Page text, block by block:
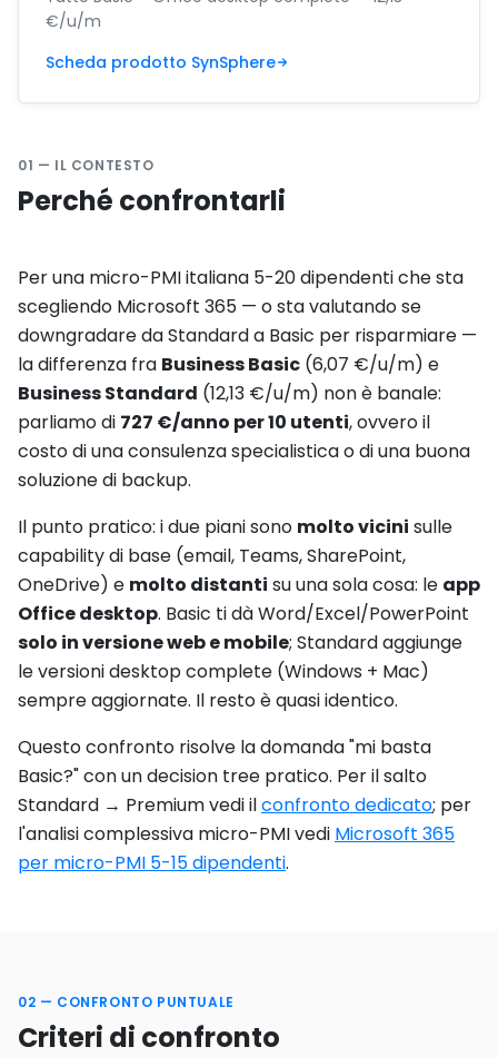
€/u/m
Scheda prodotto SynSphere
01 — IL CONTESTO
Perché confrontarli
Per una micro-PMI italiana 5-20 dipendenti che sta
scegliendo Microsoft 365 — o sta valutando se
downgradare da Standard a Basic per risparmiare —
la differenza fra Business Basic (6,07 €/u/m) e
Business Standard (12,13 €/u/m) non è banale:
parliamo di 727 €/anno per 10 utenti, ovvero il
costo di una consulenza specialistica o di una buona
soluzione di backup.
Il punto pratico: i due piani sono molto vicini sulle
capability di base (email, Teams, SharePoint,
OneDrive) e molto distanti su una sola cosa: le app
Office desktop. Basic ti dà Word/Excel/PowerPoint
solo in versione web e mobile; Standard aggiunge
le versioni desktop complete (Windows + Mac)
sempre aggiornate. Il resto è quasi identico.
Questo confronto risolve la domanda "mi basta
Basic?" con un decision tree pratico. Per il salto
Standard → Premium vedi ilconfronto dedicato; per
l'analisi complessiva micro-PMI vedi Microsoft 365
per micro-PMI 5-15 dipendenti.
02 — CONFRONTO PUNTUALE
Criteri di confronto